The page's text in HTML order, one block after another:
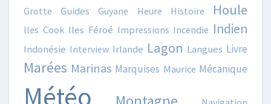
Grotte Guides Guyane Heure Histoire Houle
Iles Cook Iles Féroé Impressions Incendie Indien
Indonésie Interview Irlande Lagon Langues Livre
Marées Marinas Marquises Maurice Mécanique
Météo